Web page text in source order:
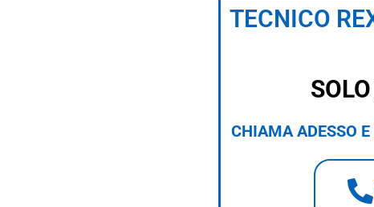
TECNICO
CHIAMA ADESSO